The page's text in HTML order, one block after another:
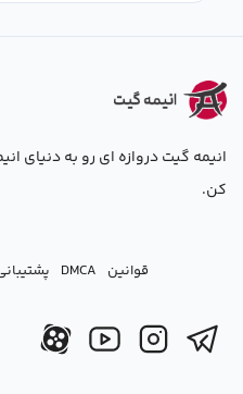
انیمه گیت دروازه ای رو به دنیای
کن.
قوانین DMCA